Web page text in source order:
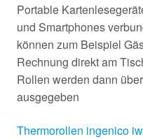
Portable
und Smartphones
können zum Beispiel
Rechnung direkt am
Rollen werden dann
ausgegeben
Thermorollen ingenico